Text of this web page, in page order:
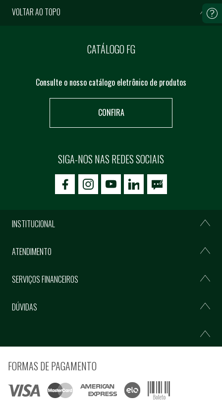
VOLTAR AO TOPO
CATÁLOGO FG
Consulte o nosso catálogo eletrônico de produtos
CONFIRA
SIGA-NOS NAS REDES SOCIAIS
icon-facebookicon-social02icon-social03
INSTITUCIONAL
ATENDIMENTO
SERVIÇOS FINANCEIROS
DÚVIDAS
FORMAS DE PAGAMENTO